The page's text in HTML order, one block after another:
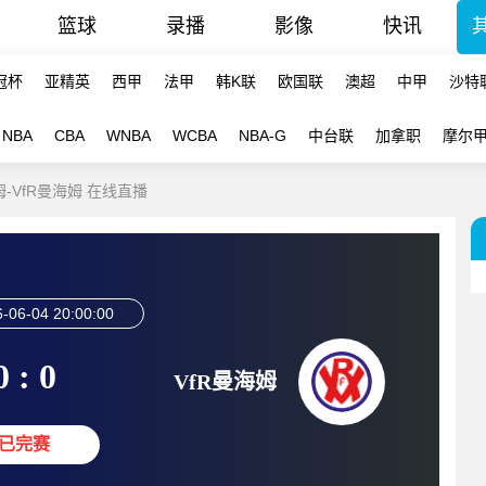
篮球 录播 影像 快讯
杯 亚精英 西甲 法甲 韩K联 欧国联 澳超 中甲 沙特
NBA CBA WNBA WCBA NBA-G 中台联 加拿职 摩尔
VfR曼海姆 在线直播
06-04 20:00:00
: 0
完赛
VfR曼海姆